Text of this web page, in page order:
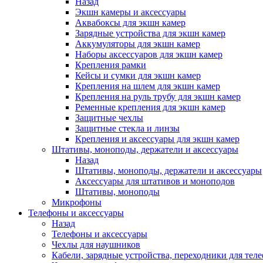
Экшн камеры и аксессуары
Аквабоксы для экшн камер
Зарядные устройства для экшн камер
Аккумуляторы для экшн камер
Наборы аксессуаров для экшн камер
Крепления рамки
Кейсы и сумки для экшн камер
Крепления на шлем для экшн камер
Крепления на руль трубу для экшн камер
Ременные крепления для экшн камер
Защитные чехлы
Защитные стекла и линзы
Крепления и аксессуары для экшн камер
Штативы, моноподы, держатели и аксессуары
Назад
Штативы, моноподы, держатели и аксессуары
Аксессуары для штативов и моноподов
Штативы, моноподы
Микрофоны
Телефоны и аксессуары
Назад
Телефоны и аксессуары
Чехлы для наушников
Кабели, зарядные устройства, переходники для